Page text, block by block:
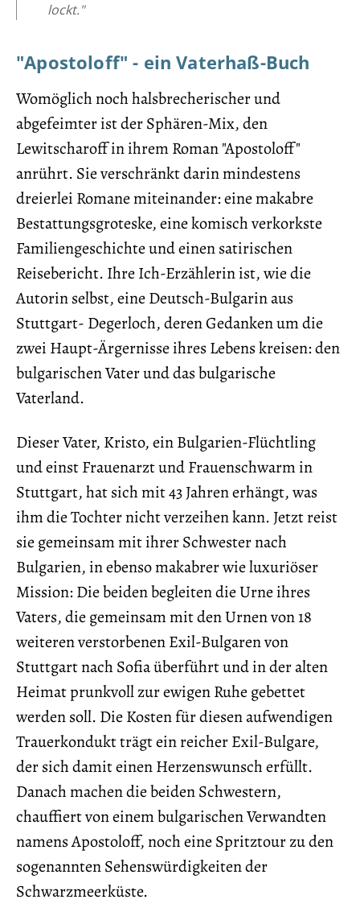
lockt."
"Apostoloff" - ein Vaterhaß-Buch
Womöglich noch halsbrecherischer und
abgefeimter ist der Sphären-Mix, den
Lewitscharoff in ihrem Roman "Apostoloff"
anrührt. Sie verschränkt darin mindestens
dreierlei Romane miteinander: eine makabre
Bestattungsgroteske, eine komisch verkorkste
Familiengeschichte und einen satirischen
Reisebericht. Ihre Ich-Erzählerin ist, wie die
Autorin selbst, eine Deutsch-Bulgarin aus
Stuttgart- Degerloch, deren Gedanken um die
zwei Haupt-Ärgernisse ihres Lebens kreisen: den
bulgarischen Vater und das bulgarische
Vaterland.
Dieser Vater, Kristo, ein Bulgarien-Flüchtling
und einst Frauenarzt und Frauenschwarm in
Stuttgart, hat sich mit 43 Jahren erhängt, was
ihm die Tochter nicht verzeihen kann. Jetzt reist
sie gemeinsam mit ihrer Schwester nach
Bulgarien, in ebenso makabrer wie luxuriöser
Mission: Die beiden begleiten die Urne ihres
Vaters, die gemeinsam mit den Urnen von 18
weiteren verstorbenen Exil-Bulgaren von
Stuttgart nach Sofia überführt und in der alten
Heimat prunkvoll zur ewigen Ruhe gebettet
werden soll. Die Kosten für diesen aufwendigen
Trauerkondukt trägt ein reicher Exil-Bulgare,
der sich damit einen Herzenswunsch erfüllt.
Danach machen die beiden Schwestern,
chauffiert von einem bulgarischen Verwandten
namens Apostoloff, noch eine Spritztour zu den
sogenannten Sehenswürdigkeiten der
Schwarzmeerküste.